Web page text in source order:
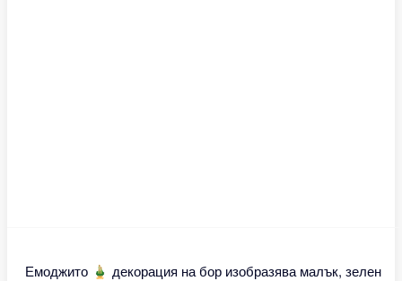
Емоджито 🎍 декорация на бор изобразява малък, зелен